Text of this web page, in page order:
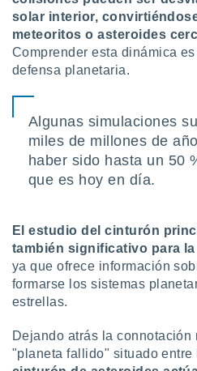
solar interior,
meteoritos o asteroides
Comprender esta dinámica
defensa planetaria.
Algunas simulaciones
miles de millones de
haber sido hasta un 50
que es hoy en día.
El estudio del cinturón
también significativo para
ya que ofrece información
formarse los sistemas
estrellas.
Dejando atrás la connotación
"planeta fallido" situado entre